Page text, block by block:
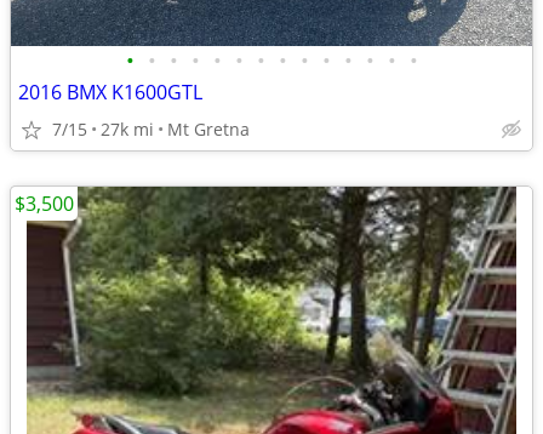
• • • • • • • • • • • • • •
2016 BMX K1600GTL
7/15 27k mi Mt Gretna
$3,500